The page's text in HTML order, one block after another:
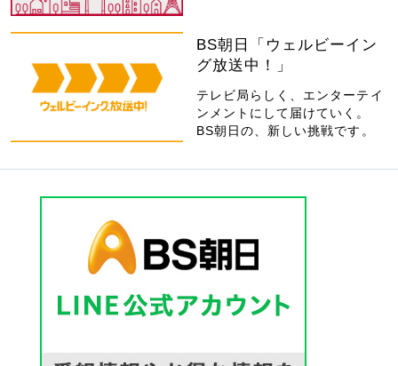
BS朝日「ウェルビーイン
グ放送中！」
テレビ局らしく、エンターテイ
ンメントにして届けていく。
BS朝日の、新しい挑戦です。